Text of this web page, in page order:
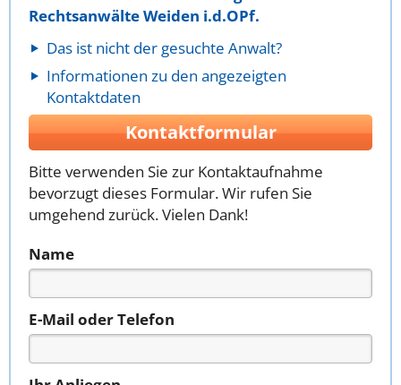
Rechtsanwälte Weiden i.d.OPf.
Das ist nicht der gesuchte Anwalt?
Informationen zu den angezeigten
Kontaktdaten
Kontaktformular
Bitte verwenden Sie zur Kontaktaufnahme
bevorzugt dieses Formular. Wir rufen Sie
umgehend zurück. Vielen Dank!
Name
E-Mail oder Telefon